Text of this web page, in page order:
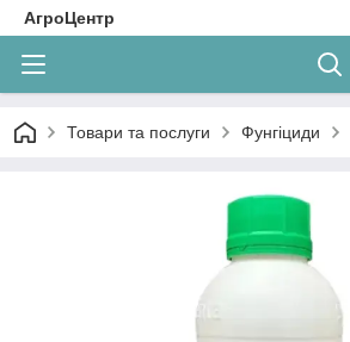
АгроЦентр
Товари та послуги Фунгіциди